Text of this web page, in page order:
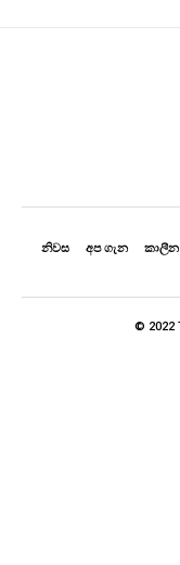
නිවස අප ගැන කාලීන
© 2022